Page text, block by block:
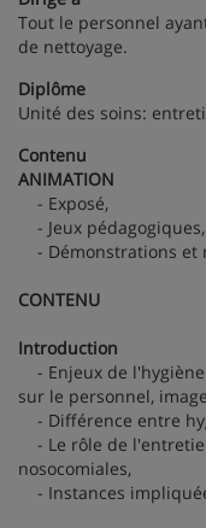
Tout le personnel
de nettoyage.
Diplôme
Unité des soins:
Contenu
ANIMATION
- Exposé,
- Jeux pédagogiques,
- Démonstrations et
CONTENU
Introduction
- Enjeux de
sur le personnel,
- Différence entre
- Le rôle de
nosocomiales,
- Instances